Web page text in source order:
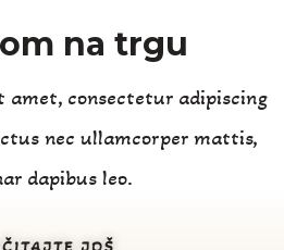
na trgu
amet, consectetur adipiscing
nec ullamcorper mattis,
dapibus leo.